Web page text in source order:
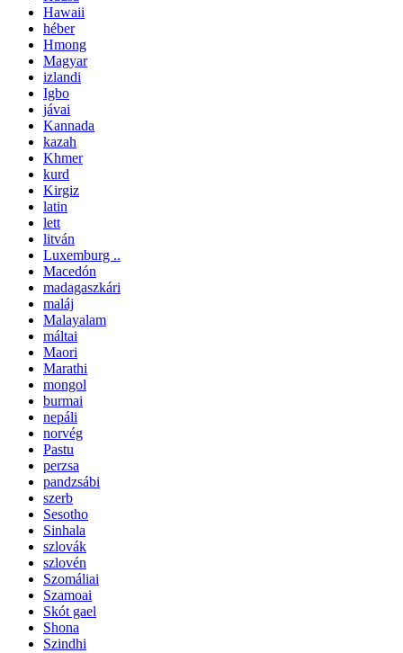
Hawaii
héber
Hmong
Magyar
izlandi
Igbo
jávai
Kannada
kazah
Khmer
kurd
Kirgiz
latin
lett
litván
Luxemburg ..
Macedón
madagaszkári
maláj
Malayalam
máltai
Maori
Marathi
mongol
burmai
nepáli
norvég
Pastu
perzsa
pandzsábi
szerb
Sesotho
Sinhala
szlovák
szlovén
Szomáliai
Szamoai
Skót gael
Shona
Szindhi